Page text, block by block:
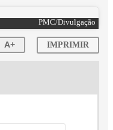
PMC/Divulgação
A+ IMPRIMIR